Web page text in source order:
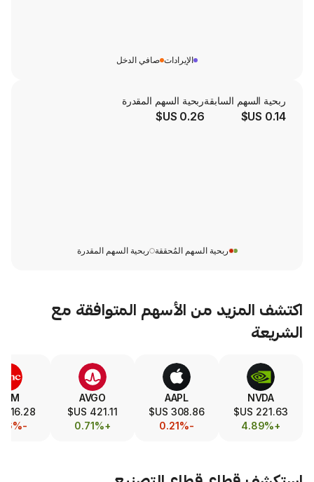
ربحية السهم المقدرة
0.26 US$
ربحية السهم المُحققة ربحية السهم المقدرة
من الأسهم المتوافقة مع
AAPL
308.86 US$
-0.21%
AVGO
421.11 US$
+0.71%
TSM
416.28 US$
-0.36%
320.54 US$
-2.03%